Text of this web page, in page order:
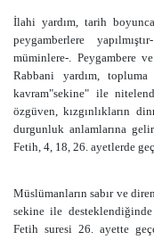
İlahi yardım, tarih
peygamberlere
müminlere-. Peygambere
Rabbani yardım,
kavram"sekine" ile
özgüven, kızgınlıkların
durgunluk anlamlarına
Fetih, 4, 18, 26. ayetlerde
Müslümanların sabır ve
sekine ile
Fetih suresi 26. ayette